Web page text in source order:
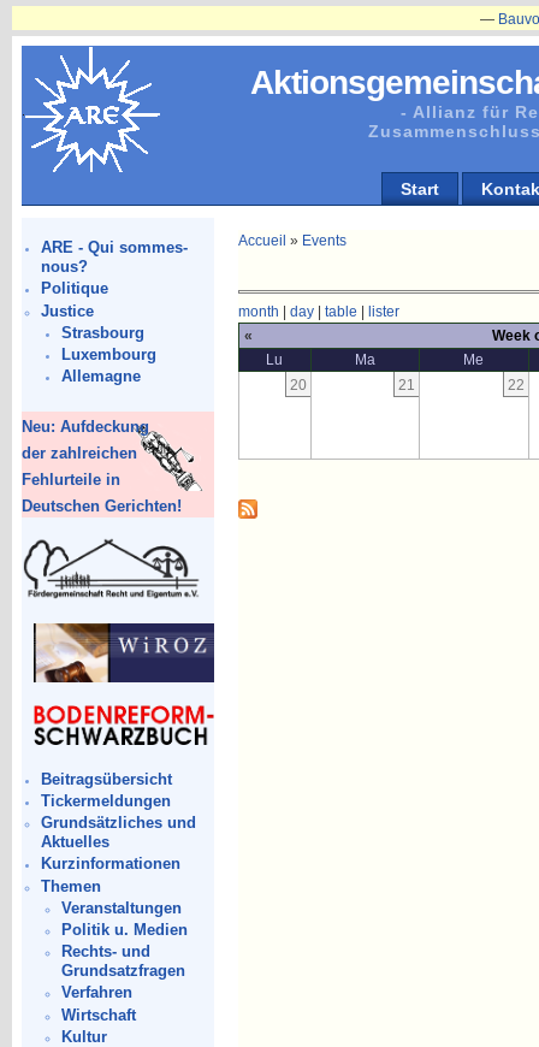
- Allianz für
Start
ARE - Qui sommes-
nous?
Politique
Justice
Strasbourg
Luxembourg
Allemagne
Neu: Aufdeckung
der zahlreichen
Fehlurteile in
Deutschen Gerichten!
Beitragsübersicht
Tickermeldungen
Grundsätzliches und
Aktuelles
Kurzinformationen
Themen
Veranstaltungen
Politik u. Medien
Rechts- und
Grundsatzfragen
Verfahren
Wirtschaft
Kultur
Accueil » Events
month day| table
lister
«
Week
Lu
Ma
Me
20
21 22